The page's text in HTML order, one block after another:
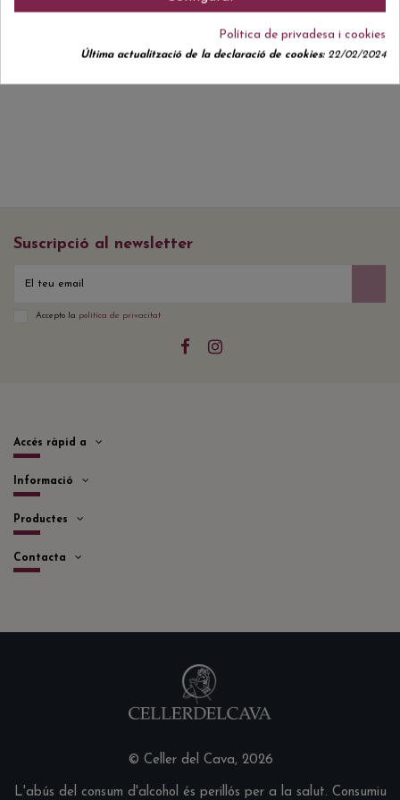
Suscripció al newsletter
Accepto la política de privacitat
Accés ràpid a
Informació
Productes
Contacta
© Celler del Cava, 2026
L'abús del consum d'alcohol és perillós per a la salut. Consumiu
Política de privadesa i cookies
Última actualització de la declaració de cookies:22/02/2024